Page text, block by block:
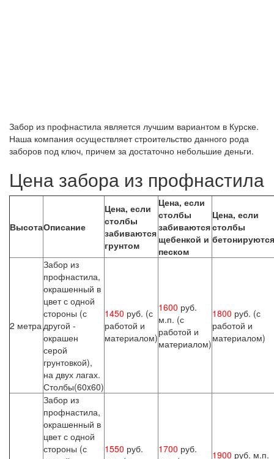
Забор из профнастила является лучшим вариантом в Курске.
Наша компания осуществляет строительство данного рода
заборов под ключ, причем за достаточно небольшие деньги.
Цена забора из профнастила
ВысотаОписание
Цена, если
столбы
забиваются
грунтом
Цена, если
столбы
забиваются
щебенкой и
песком
Цена, если
столбы
бетонируются
2 метра
Забор из
профнастила,
окрашенный в
цвет с одной
стороны (с
другой -
окрашен
серой
грунтовкой),
на двух лагах.
Столбы(60x60)
1450 руб. (с
работой и
материалом)
1600 руб.
м.п. (с
работой и
материалом)
1800 руб. (с
работой и
материалом)
Забор из
профнастила,
окрашенный в
цвет с одной
стороны (с
1550 руб.
1700 руб.
1900 руб. м.п.